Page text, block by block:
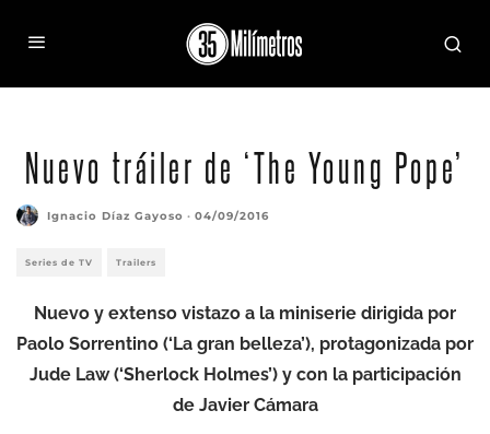
Nuevo tráiler de ‘The Young Pope’
Ignacio Díaz Gayoso · 04/09/2016
Series de TV Trailers
Nuevo y extenso vistazo a la miniserie dirigida por
Paolo Sorrentino (‘La gran belleza’), protagonizada por
Jude Law (‘Sherlock Holmes’) y con la participación
de Javier Cámara